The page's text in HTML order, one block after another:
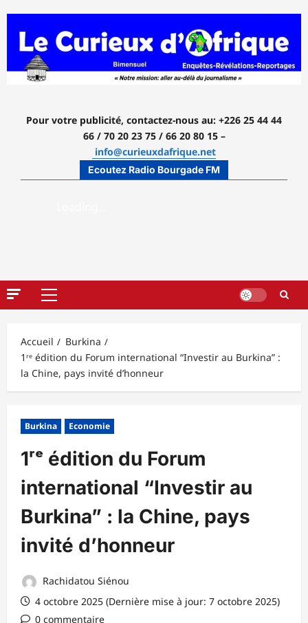
contenu
Pour votre publicité, contactez-nous au: +226 25 44 44
66 / 70 20 23 75 / 66 20 80 15 –
info@curieuxdafrique.net
Ecoutez Radio Bourgade FM
Menu
Accueil
Burkina
1ʳᵉ édition du Forum international “Investir au Burkina” :
la Chine, pays invité d’honneur
Burkina Economie
1ʳᵉ édition du Forum
international “Investir au
Burkina” : la Chine, pays
invité d’honneur
Rachidatou Siénou
4 octobre 2025 (Dernière mise à jour: 7 octobre 2025)
0 commentaire